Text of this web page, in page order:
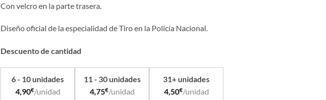
Con velcro en la parte trasera.
Diseño oficial de la especialidad de Tiro en la Policía Nacional.
Descuento de cantidad
6 - 10 unidades
4,90€/unidad
11 - 30 unidades
4,75€/unidad
31+ unidades
4,50€/unidad